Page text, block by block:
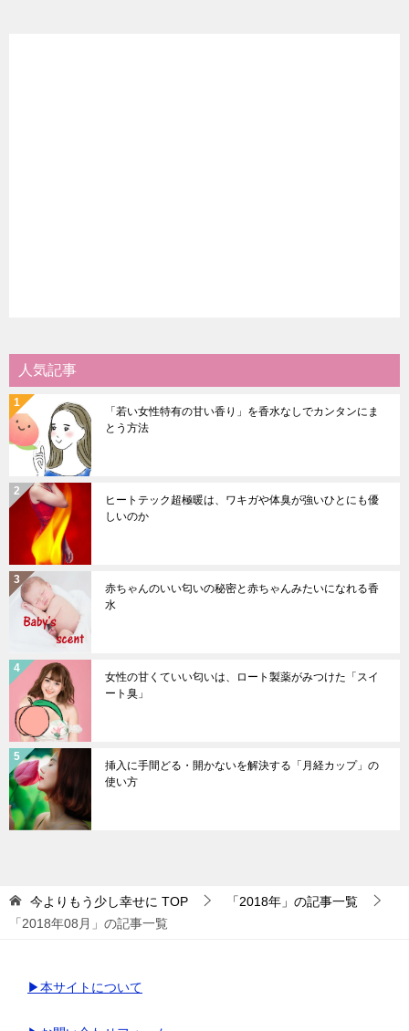
人気記事
「若い女性特有の甘い香り」を香水なしでカンタンにま
とう方法
ヒートテック超極暖は、ワキガや体臭が強いひとにも優
しいのか
赤ちゃんのいい匂いの秘密と赤ちゃんみたいになれる香
水
女性の甘くていい匂いは、ロート製薬がみつけた「スイ
ート臭」
挿入に手間どる・開かないを解決する「月経カップ」の
使い方
今よりもう少し幸せに TOP
「2018年」の記事一覧
「2018年08月」の記事一覧
▶本サイトについて